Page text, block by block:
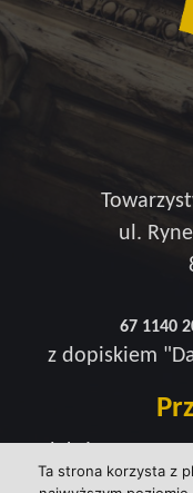
Ta strona korzysta z
ul.
67 1140
z dopiskiem
Strefa wsparcia